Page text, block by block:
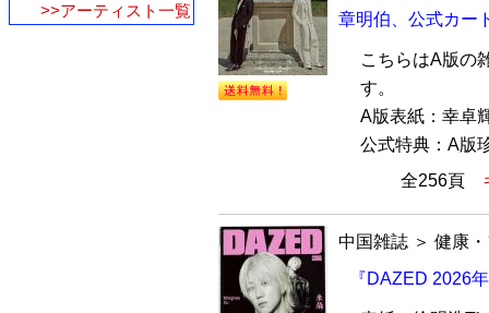
>>アーティスト一覧
章明伯、公式カー
こちらはA版の
す。
A版表紙：幸卓
公式特典：A版
全256頁
中国雑誌 ＞ 健康
『DAZED 2026